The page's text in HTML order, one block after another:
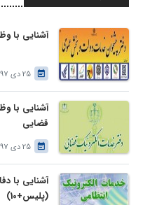
آشنایی با
25 دی 1397
آشنایی با
قضایی
25 دی 1397
آشنایی با
(پلیس+10)